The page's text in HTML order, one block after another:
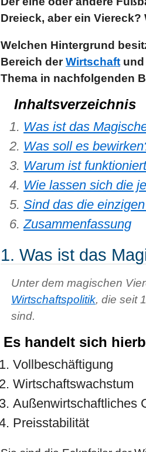
Dreieck, aber ein
Welchen Hintergrund
Bereich derWirtschaft
Thema in nachfolgenden
Inhaltsverzeichnis
Was ist das
Was soll es
Warum ist
Wie lassen sich die
Sind das die
Zusammenfassung
1. Was ist das
Unter dem magischen
Wirtschaftspolitik, die seit
sind.
Es handelt sich
Vollbeschäftigung
Wirtschaftswachstum
Außenwirtschaftliches
Preisstabilität